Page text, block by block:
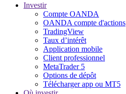
Investir
Compte OANDA
OANDA compte d'actions
TradingView
Taux d’intérêt
Application mobile
Client professionnel
MetaTrader 5
Options de dépôt
Télécharger app ou MT5